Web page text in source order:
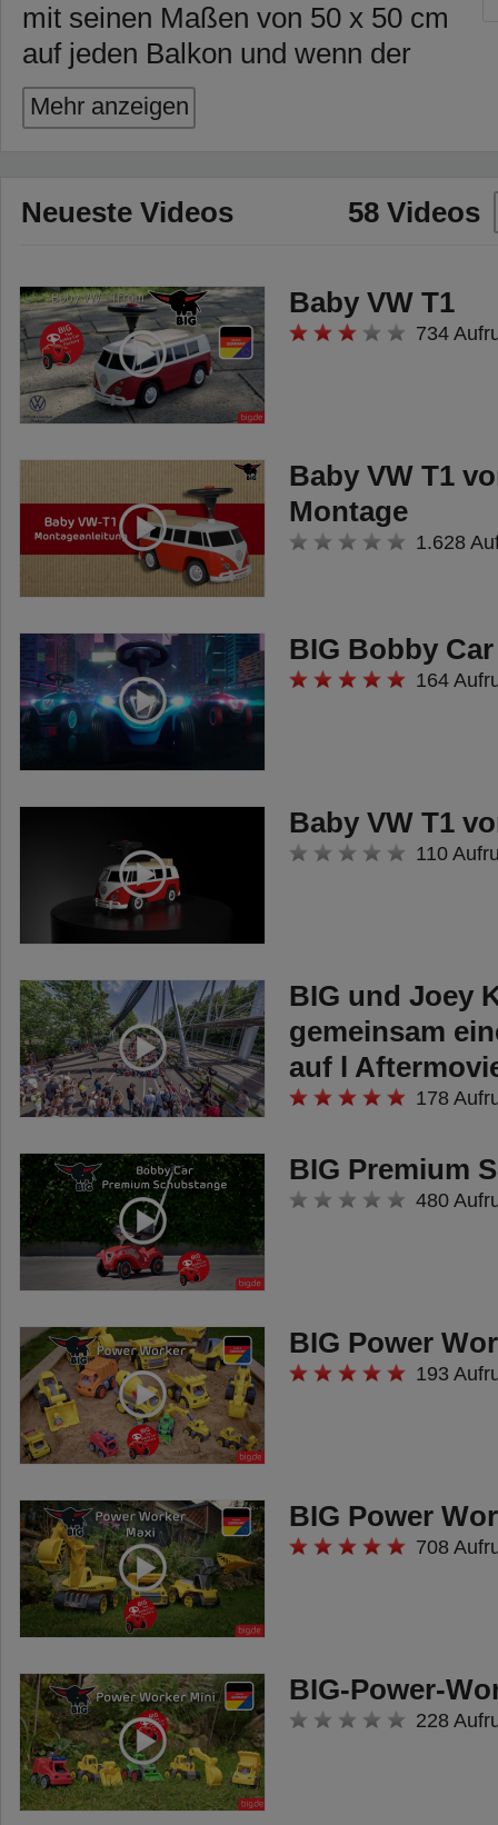
mit seinen Maßen von 50 x 50 cm
auf jeden Balkon und wenn der
Spielspaß im Sandkasten vorbei
ist, kann man sich auf dem
Das wunderschöne Design
Balkonmöbeln und das
wetterfeste, UV-stabilisierte
Kunststoffmaterial trotzt jedem
Wetter, ohne zu verblassen oder
brüchig zu werden, und lässt sich
leicht und hygienisch reinigen.
Der BIG Relax Sandkasten
kommt bereits komplett montiert
und ist somit nach dem
nur noch den gewünschten Inhalt
beispielsweise Sand einfüllen und
der Spielspaß kann beginnen.
Im Kinderzimmer kann der BIG
Relax Sandkasten zum Beispiel
als Schatzkiste,
Aufbewahrungsbox oder Stuhl
genutzt werden.
und Schmutz schützt das
Hardcover, das auch gleichzeitig
als Sitzgelegenheit für die Kleinen
konstruiert wurde.
Im BIG Relax Sandkasten selbst
finden die Kinder ebenfalls eine
Sitzmöglichkeit, womit das
Spielen nicht nur Spaß macht,
Hergestellt wird der BIG Relax
Sandkasten im modernen BIG-
Werk in Deutschland und ist auf
maximale Sicherheit getestet.
Vom Hersteller des BIG Bobby
Car - BIG-büffelstark! Für Kinder
von 1-5 Jahren.
Mehr anzeigen
Neueste Videos 58 Videos
Baby VW T1
734
Baby VW T1
Montage
1.628
BIG Bobby
164
Baby VW T1
110
BIG und Joey
gemeinsam
auf l
178
BIG Premium
480
BIG Power
193
BIG Power
708
BIG-Power-
228